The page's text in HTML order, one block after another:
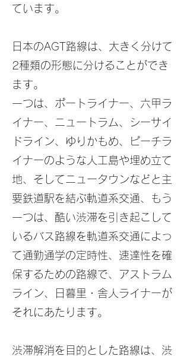
ています。
日本のAGT路線は、大きく分けて
2種類の形態に分けることができ
ます。
一つは、ポートライナー、六甲ラ
イナー、ニュートラム、シーサイ
ドライン、ゆりかもめ、ピーチラ
イナーのような人工島や埋め立て
地、そしてニュータウンなどと主
要鉄道駅を結ぶ軌道系交通、もう
一つは、酷い渋滞を引き起こして
いるバス路線を軌道系交通によっ
て通勤通学の定時性、速達性を確
保するための路線で、アストラム
ライン、日暮里・舎人ライナーが
それにあたります。
渋滞解消を目的とした路線は、渋